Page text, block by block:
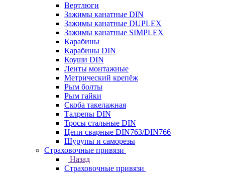
Вертлюги
Зажимы канатные DIN
Зажимы канатные DUPLEX
Зажимы канатные SIMPLEX
Карабины
Карабины DIN
Коуши DIN
Ленты монтажные
Метрический крепёж
Рым болты
Рым гайки
Скоба такелажная
Талрепы DIN
Тросы стальные DIN
Цепи сварные DIN763/DIN766
Шурупы и саморезы
Страховочные привязи
Назад
Страховочные привязи